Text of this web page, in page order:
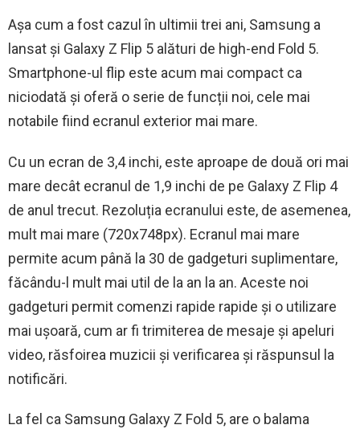
Așa cum a fost cazul în ultimii trei ani, Samsung a
lansat și Galaxy Z Flip 5 alături de high-end Fold 5.
Smartphone-ul flip este acum mai compact ca
niciodată și oferă o serie de funcții noi, cele mai
notabile fiind ecranul exterior mai mare.
Cu un ecran de 3,4 inchi, este aproape de două ori mai
mare decât ecranul de 1,9 inchi de pe Galaxy Z Flip 4
de anul trecut. Rezoluția ecranului este, de asemenea,
mult mai mare (720x748px). Ecranul mai mare
permite acum până la 30 de gadgeturi suplimentare,
făcându-l mult mai util de la an la an. Aceste noi
gadgeturi permit comenzi rapide rapide și o utilizare
mai ușoară, cum ar fi trimiterea de mesaje și apeluri
video, răsfoirea muzicii și verificarea și răspunsul la
notificări.
La fel ca Samsung Galaxy Z Fold 5, are o balama